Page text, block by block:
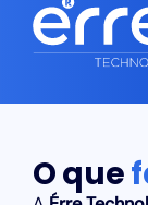
O que